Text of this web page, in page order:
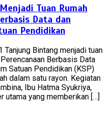
Tuan Rumah
Data dan
Pendidikan
Bintang menjadi tuan
Berbasis Data
Satuan Pendidikan (KSP)
dalam satu rayon. Kegiatan
Ibu Hatma Syukriya,
utama yang memberikan […]